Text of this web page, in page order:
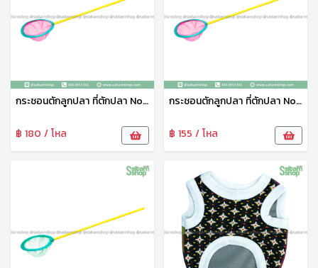
กระชอนตักลูกปลา ที่ตักปลา No.7 111
฿ 180 / โหล
กระชอนตักลูกปลา ที่ตักปลา No.6 111
฿ 155 / โหล